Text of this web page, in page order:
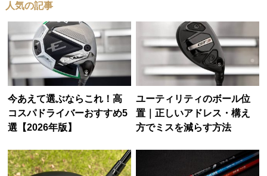
人気の記事
今あえて選ぶならこれ！高
コスパドライバーおすすめ5
選【2026年版】
ユーティリティのボール位
置｜正しいアドレス・構え
方でミスを減らす方法